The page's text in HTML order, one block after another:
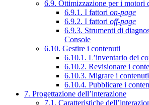
6.9. Ottimizzazione per i motori
6.9.1. I fattori on-page
6.9.2. I fattori off-page
6.9.3. Strumenti di
Console
6.10. Gestire i contenuti
6.10.1. L’inventario dei
6.10.2. Revisionare i
6.10.3. Migrare i contenuti
6.10.4. Pubblicare i
7. Progettazione dell’interazione
7.1. Caratteristiche